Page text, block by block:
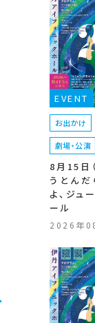
EVENT
お出かけ
劇場・公演
8月15日
うとん
よ、ジュ
ール
2026年